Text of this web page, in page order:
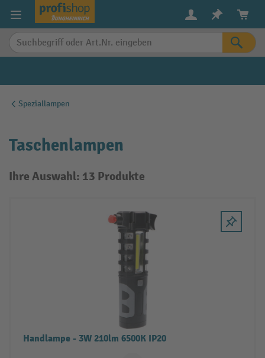
springen
Speziallampen
Taschenlampen
Ihre Auswahl: 13 Produkte
Handlampe - 3W 210lm 6500K IP20